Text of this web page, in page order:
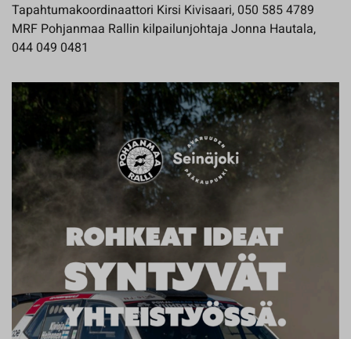
Tapahtumakoordinaattori Kirsi Kivisaari, 050 585 4789
MRF Pohjanmaa Rallin kilpailunjohtaja Jonna Hautala,
044 049 0481